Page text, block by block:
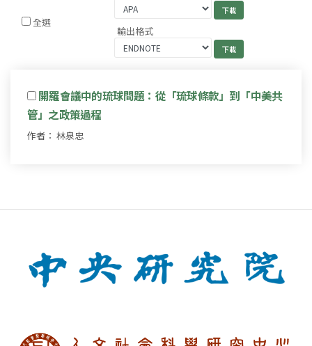
全選
輸出格式
開羅會議中的琉球問題：從「琉球條款」到「中美共
管」之政策過程
作者： 林泉忠